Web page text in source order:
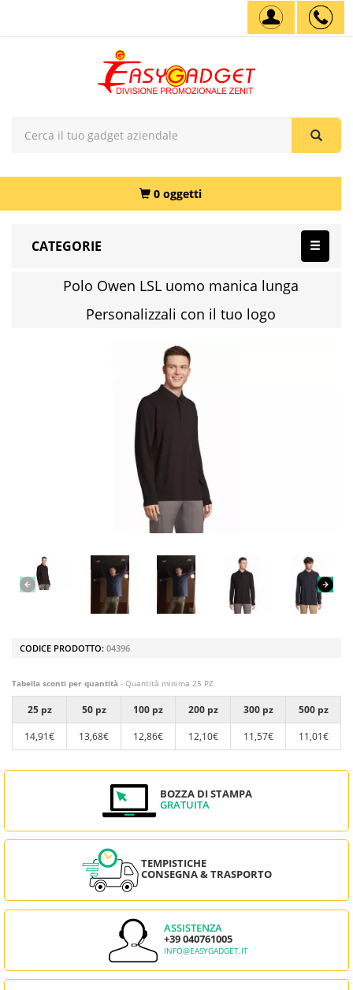
0 oggetti
CATEGORIE
Polo Owen LSL uomo manica lunga
Personalizzali con il tuo logo
CODICE PRODOTTO: 04396
Tabella sconti per quantità - Quantità minima 25 PZ
25 pz 50 pz 100 pz 200 pz 300 pz
500 pz
14,91€
13,68€ 12,86€ 12,10€ 11,57€ 11,01€
BOZZA DI STAMPA
GRATUITA
TEMPISTICHE
CONSEGNA & TRASPORTO
ASSISTENZA
+39 040761005
INFO@EASYGADGET.IT